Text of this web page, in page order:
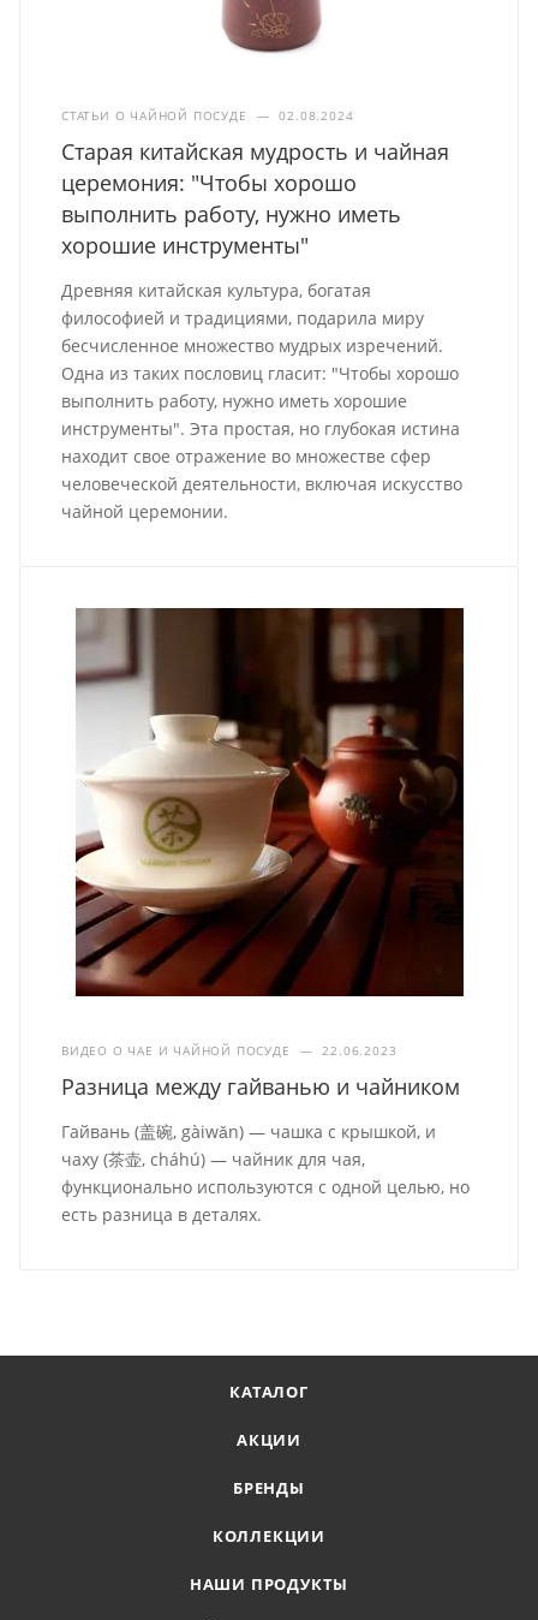
СТАТЬИ О ЧАЙНОЙ ПОСУДЕ — 02.08.2024
Старая китайская мудрость и чайная
церемония: "Чтобы хорошо
выполнить работу, нужно иметь
хорошие инструменты"
Древняя китайская культура, богатая
философией и традициями, подарила миру
бесчисленное множество мудрых изречений.
Одна из таких пословиц гласит: "Чтобы хорошо
выполнить работу, нужно иметь хорошие
инструменты". Эта простая, но глубокая истина
находит свое отражение во множестве сфер
человеческой деятельности, включая искусство
чайной церемонии.
ВИДЕО О ЧАЕ И ЧАЙНОЙ ПОСУДЕ — 22.06.2023
Разница между гайванью и чайником
Гайвань (盖碗, gàiwǎn) — чашка с крышкой, и
чаху (茶壶, cháhú) — чайник для чая,
функционально используются с одной целью, но
есть разница в деталях.
КАТАЛОГ
АКЦИИ
БРЕНДЫ
КОЛЛЕКЦИИ
НАШИ ПРОДУКТЫ